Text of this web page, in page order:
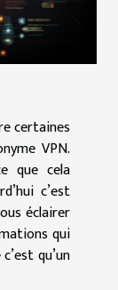
certaines
VPN.
que cela
c’est
éclairer
qui
qu’un